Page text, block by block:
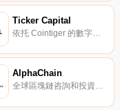
Ticker Capital
AlphaChain
全球區塊鏈咨詢和投資公司。